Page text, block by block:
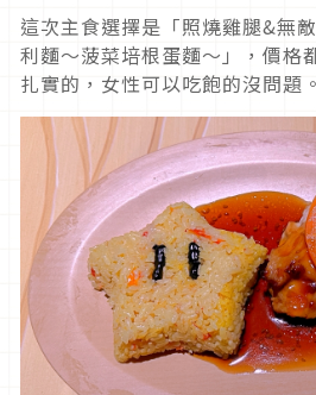
這次主食選擇是「照燒雞腿&無
利麵～菠菜培根蛋麵～」，價格
扎實的，女性可以吃飽的沒問題。